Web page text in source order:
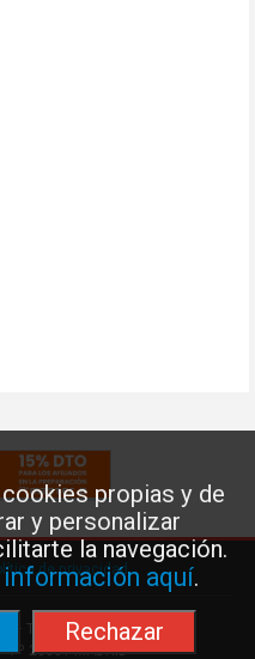
propias y de
y personalizar
la navegación.
aquí.
Rechazar
de privacidad
· Teléfono: 91 577 41 13 ·
7º 28001 MADRID